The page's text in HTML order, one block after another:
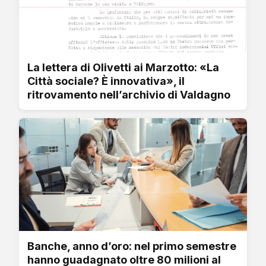
La lettera di Olivetti ai Marzotto: «La
Città sociale? È innovativa», il
ritrovamento nell’archivio di Valdagno
Banche, anno d’oro: nel primo semestre
hanno guadagnato oltre 80 milioni al